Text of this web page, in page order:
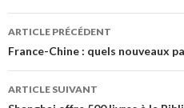
Navigation
des
articles
ARTICLE PRÉCÉDENT
France-Chine : quels nouveaux
ARTICLE SUIVANT